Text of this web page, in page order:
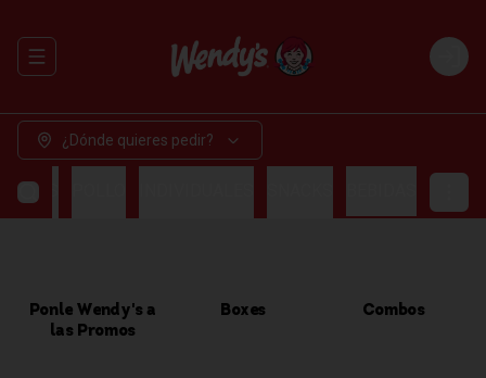
Abrir menu de navegación Login
¿Dónde quieres pedir?
Ponle Wendy's a
las Promos
Boxes Combos